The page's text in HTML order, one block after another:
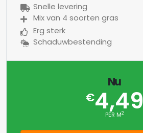
Snelle levering
Mix van 4 soorten gras
Erg sterk
Schaduwbestending
Nu
€4,49
PER M2